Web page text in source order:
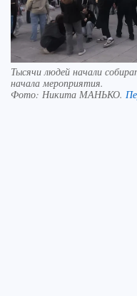
Тысячи людей начали
начала мероприятия.
Фото: Никита МАНЬКО.